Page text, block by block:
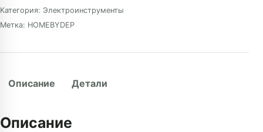
Категория: Электроинструменты
Метка: HOMEBYDEP
Описание Детали
Описание